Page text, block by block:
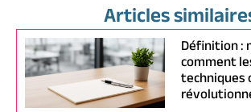
Articles
Définition :
comment
techniques